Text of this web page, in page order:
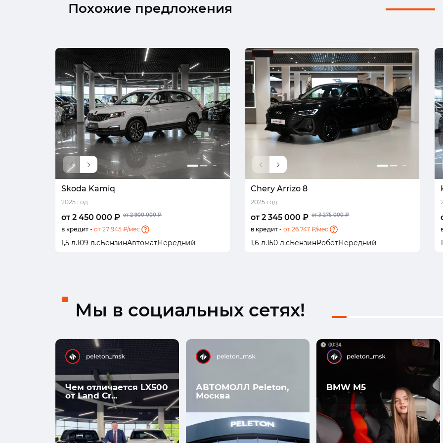
Похожие предложения
Skoda Kamiq
2025 год
от 2 450 000 ₽ от 2 900 000 ₽
в кредит - от 27 945 ₽/мес.
1,5 л.109 л.сБензинАвтоматПередний
Chery Arrizo 8
2025 год
от 2 345 000 ₽ от 3 275 000 ₽
в кредит - от 26 747 ₽/мес.
1,6 л.150 л.сБензинРоботПередний
Мы в социальных сетях!
Чем отличается LX500
от Land Cr...
АВТОМОЛЛ Peleton,
Москва
BMW M5